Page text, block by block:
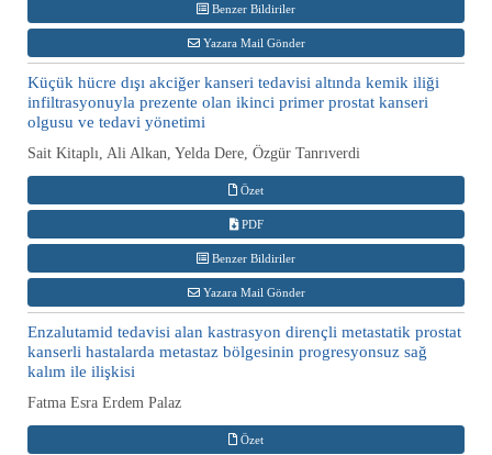
Benzer Bildiriler
Yazara Mail Gönder
Küçük hücre dışı akciğer kanseri tedavisi altında kemik iliği
infiltrasyonuyla prezente olan ikinci primer prostat kanseri
olgusu ve tedavi yönetimi
Sait Kitaplı, Ali Alkan, Yelda Dere, Özgür Tanrıverdi
Özet
PDF
Benzer Bildiriler
Yazara Mail Gönder
Enzalutamid tedavisi alan kastrasyon dirençli metastatik prostat
kanserli hastalarda metastaz bölgesinin progresyonsuz sağ
kalım ile ilişkisi
Fatma Esra Erdem Palaz
Özet